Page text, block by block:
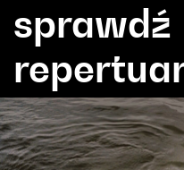
sprawdź